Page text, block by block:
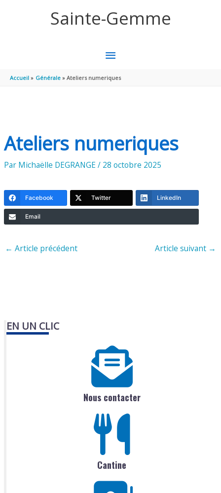
Sainte-Gemme
MENU
PRINCIPAL
Accueil Générale Ateliers numeriques
Ateliers numeriques
Par Michaëlle DEGRANGE/ 28 octobre 2025
Facebook Twitter LinkedIn
Email
← Article précédent Article suivant →
EN UN CLIC
Nous contacter
Cantine